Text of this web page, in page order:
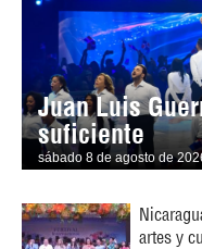
Juan Luis
suficiente
sábado 8 de agosto de
artes y